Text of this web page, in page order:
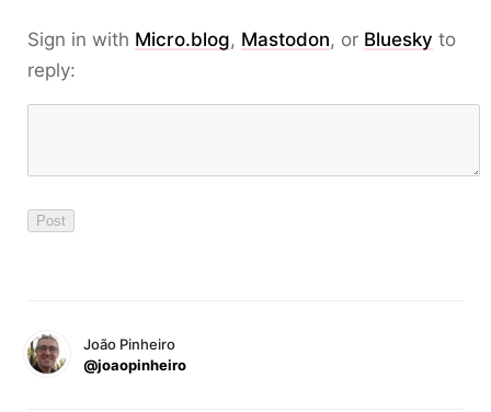
Sign in with Micro.blog, Mastodon, or Bluesky to
reply:
João Pinheiro
@joaopinheiro